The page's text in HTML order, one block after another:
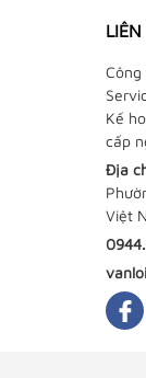
LIÊN
Công
Kế
cấp
Địa
Việt